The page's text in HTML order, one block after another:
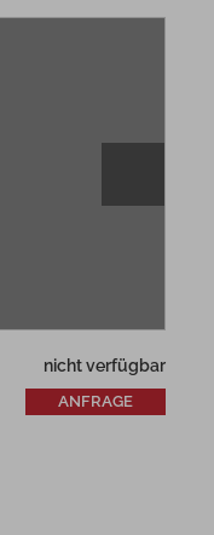
nicht verfügbar
ANFRAGE